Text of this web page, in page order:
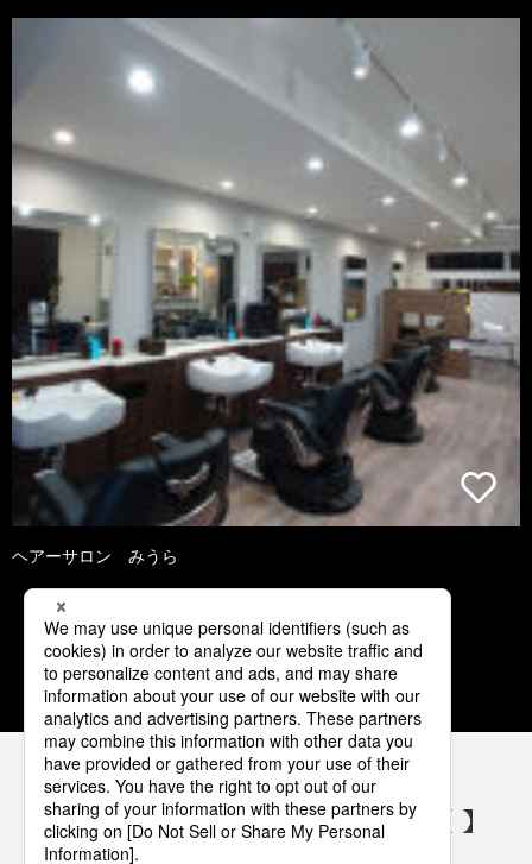
ヘアーサロン みうら
1 2 3 4 5
パナソニックの電気設備 SNSアカウント